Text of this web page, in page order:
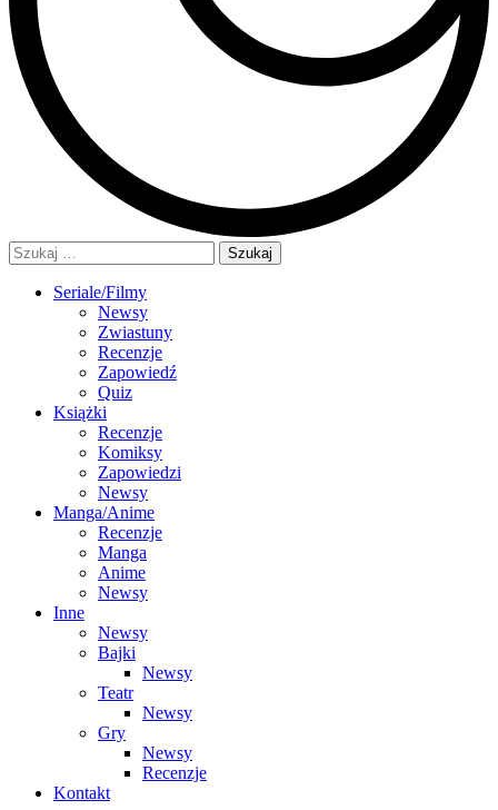
Szukaj:
Seriale/Filmy
Newsy
Zwiastuny
Recenzje
Zapowiedź
Quiz
Książki
Recenzje
Komiksy
Zapowiedzi
Newsy
Manga/Anime
Recenzje
Manga
Anime
Newsy
Inne
Newsy
Bajki
Newsy
Teatr
Newsy
Gry
Newsy
Recenzje
Kontakt